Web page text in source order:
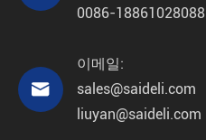
0086-18861028088

이메일:
sales@saideli.com
liuyan@saideli.com